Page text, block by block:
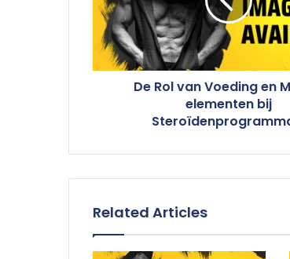
De Rol van Voeding en
elementen bij
Related Articles